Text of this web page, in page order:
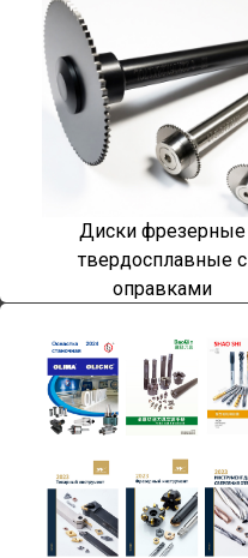
Диски фрезерные
твердосплавные с
оправками